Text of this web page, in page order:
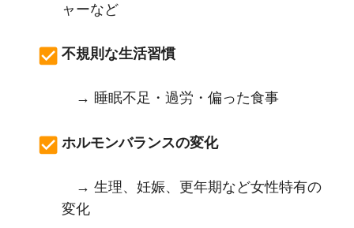
ャーなど
不規則な生活習慣
→ 睡眠不足・過労・偏った食事
ホルモンバランスの変化
→ 生理、妊娠、更年期など女性特有の
変化